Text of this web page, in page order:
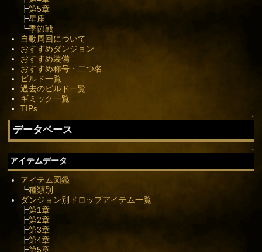
┣第5章
┣星座
┗季節戦
自動周回について
おすすめダンジョン
おすすめ装備
おすすめ称号・二つ名
ビルド一覧
過去のビルド一覧
ギミック一覧
TIPs
↑
データベース
↑
アイテムデータ
アイテム図鑑
┗種類別
ダンジョン別ドロップアイテム一覧
┣第1章
┣第2章
┣第3章
┣第4章
┣第5章